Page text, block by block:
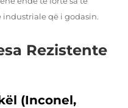
që i godasin.
Rezistente
(Inconel,